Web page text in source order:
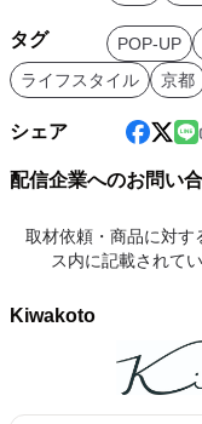
タグ POP-UP
ライフスタイル
京都
シェア
配信企業へのお問い
取材依頼・商品に対す
ス内に記載されて
Kiwakoto